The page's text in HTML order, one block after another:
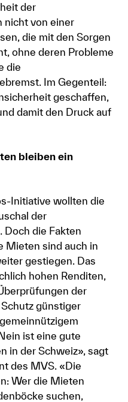
der
nicht von einer
die mit den Sorgen
ohne deren Probleme
die
Im Gegenteil:
geschaffen,
damit den Druck auf
bleiben ein
Initiative wollten die
der
Doch die Fakten
Mieten sind auch in
gestiegen. Das
hohen Renditen,
der
günstiger
ist eine gute
in der Schweiz», sagt
des MVS. «Die
Wer die Mieten
suchen,